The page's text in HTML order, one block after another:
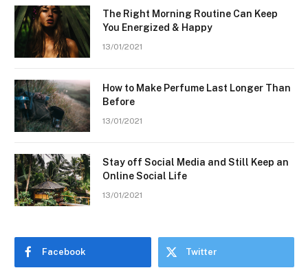
The Right Morning Routine Can Keep
You Energized & Happy
13/01/2021
How to Make Perfume Last Longer Than
Before
13/01/2021
Stay off Social Media and Still Keep an
Online Social Life
13/01/2021
Facebook Twitter